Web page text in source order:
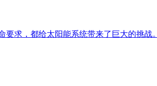
，都给太阳能系统带来了巨大的挑战。